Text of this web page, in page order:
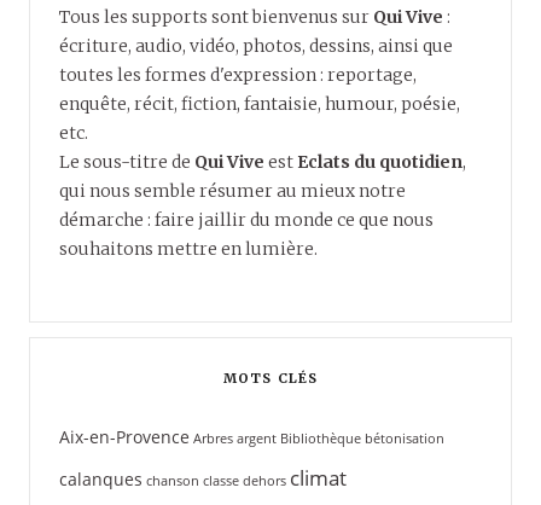
Tous les supports sont bienvenus sur Qui Vive :
écriture, audio, vidéo, photos, dessins, ainsi que
toutes les formes d'expression : reportage,
enquête, récit, fiction, fantaisie, humour, poésie,
etc.
Le sous-titre de Qui Vive est Eclats du quotidien,
qui nous semble résumer au mieux notre
démarche : faire jaillir du monde ce que nous
souhaitons mettre en lumière.
MOTS CLÉS
Aix-en-Provence Arbres argent Bibliothèque bétonisation
calanques chanson classe dehors climat